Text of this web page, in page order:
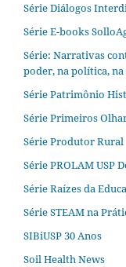
Série Diálogos
Série E-books
Série: Narrativas
poder, na política,
Série Patrimônio
Série Primeiros
Série Produtor Rural
Série PROLAM USP
Série Raízes da
Série STEAM na
SIBiUSP 30 Anos
Soil Health News